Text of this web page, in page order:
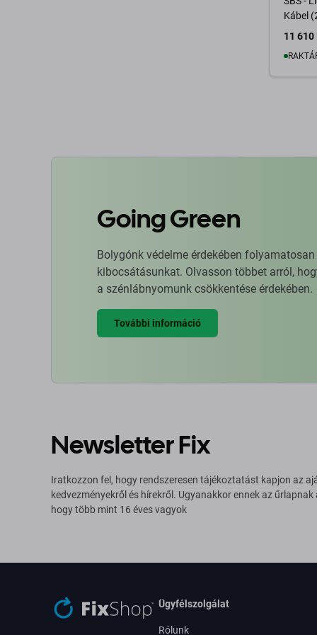
Kábel
11 610
Going Green
Bolygónk védelme érdekében
kibocsátásunkat. Olvasson többet arról,
a szénlábnyomunk csökkentése érdekében.
További információ
Newsletter Fix
Iratkozzon fel, hogy rendszeresen tájékoztatást kapjon az
kedvezményekről és hírekről. Ugyanakkor ennek az
hogy több mint 16 éves vagyok
Ügyfélszolgálat
Rólunk